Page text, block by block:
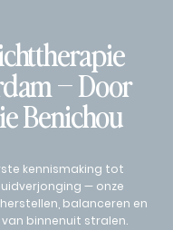
– Door
Benichou
kennismaking tot
— onze
balanceren en
binnenuit stralen.